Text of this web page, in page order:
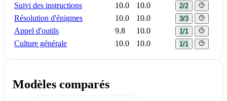
Suivi des instructions 10.0 10.0 2/2
Résolution d'énigmes 10.0 10.0 3/3
Appel d'outils 9.8 10.0 1/1
Culture générale 10.0 10.0 1/1
Modèles comparés